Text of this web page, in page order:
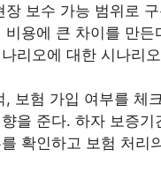
보수 가능 범위로
용에 큰 차이를 만
리오에 대한 시나리
보험 가입 여부를 체
을 준다. 하자 보증
확인하고 보험 처리